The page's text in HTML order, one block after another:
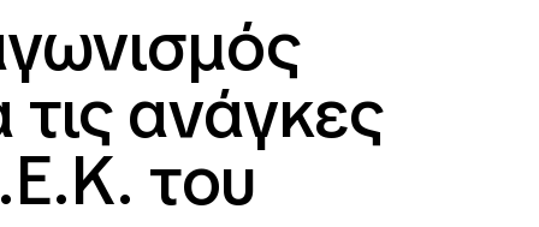
ανάγκες
του